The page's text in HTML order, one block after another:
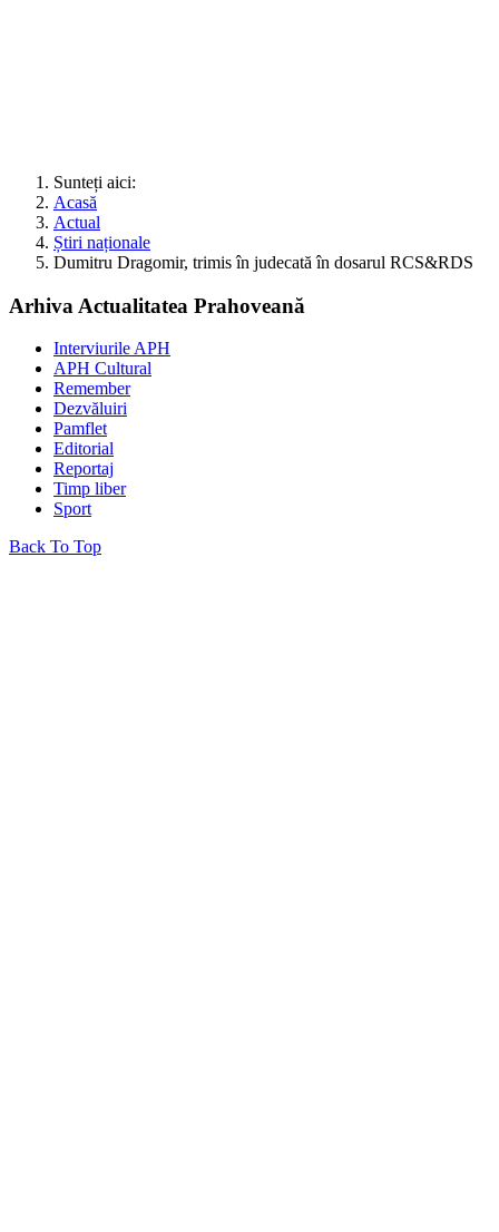
Sunteți aici:
Acasă
Actual
Știri naționale
Dumitru Dragomir, trimis în judecată în dosarul RCS&RDS
Arhiva Actualitatea Prahoveană
Interviurile APH
APH Cultural
Remember
Dezvăluiri
Pamflet
Editorial
Reportaj
Timp liber
Sport
Back To Top